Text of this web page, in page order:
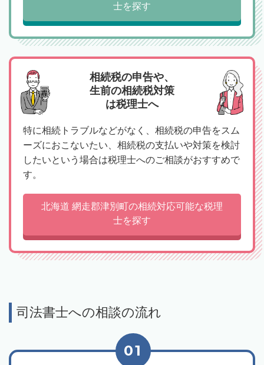
士を探す
相続税の申告や、
生前の相続税対策
は税理士へ
特に相続トラブルなどがなく、相続税の申告をスム
ーズにおこないたい、相続税の支払いや対策を検討
したいという場合は税理士へのご相談がおすすめで
す。
北海道 網走郡津別町の相続対応可能な税理
士を探す
司法書士への相談の流れ
01